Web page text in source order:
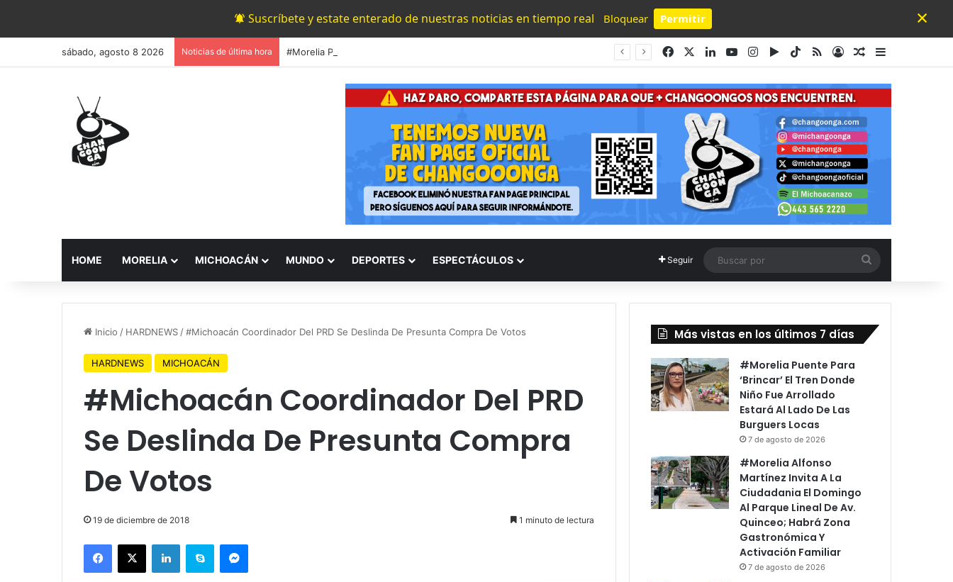
Suscríbete y estate enterado de nuestras noticias en tiempo real Bloquear Permitir
Powered by SendPulse
×
sábado, agosto 8 2026 Noticias de última hora FacebookLinkedInYouTubeInstagram
Google Play
TikTok
RSS AccesoPublicación al
HOME MORELIA MICHOACÁN MUNDO DEPORTES ESPECTÁCULOS Seguir
por
Inicio / HARDNEWS /#Michoacán Coordinador Del PRD Se Deslinda De Presunta Compra De Votos
HARDNEWS MICHOACÁN
#Michoacán Coordinador Del PRD
Se Deslinda De Presunta Compra
De Votos
19 de diciembre de 2018 1 minuto de lectura
Más vistas en los últimos 7 días
#Morelia Puente Para
‘Brincar’ El Tren Donde
Niño Fue Arrollado
Estará Al Lado De Las
Burguers Locas
7 de agosto de 2026
#Morelia Alfonso
Martínez Invita A La
Ciudadania El Domingo
Al Parque Lineal De Av.
Quinceo; Habrá Zona
Gastronómica Y
Activación Familiar
7 de agosto de 2026